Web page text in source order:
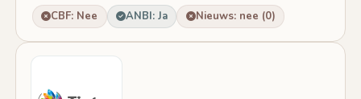
CBF: Nee ANBI: Ja Nieuws: nee (0)